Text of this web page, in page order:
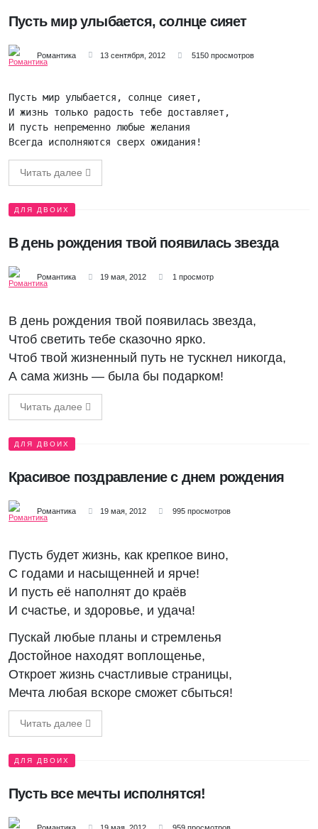
Пусть мир улыбается, солнце сияет
Романтика 13 сентября, 2012 5150 просмотров
Пусть мир улыбается, солнце сияет,
И жизнь только радость тебе доставляет,
И пусть непременно любые желания
Всегда исполняются сверх ожидания!
Читать далее
ДЛЯ ДВОИХ
В день рождения твой появилась звезда
Романтика 19 мая, 2012 1 просмотр
В день рождения твой появилась звезда,
Чтоб светить тебе сказочно ярко.
Чтоб твой жизненный путь не тускнел никогда,
А сама жизнь — была бы подарком!
Читать далее
ДЛЯ ДВОИХ
Красивое поздравление с днем рождения
Романтика 19 мая, 2012 995 просмотров
Пусть будет жизнь, как крепкое вино,
С годами и насыщенней и ярче!
И пусть её наполнят до краёв
И счастье, и здоровье, и удача!
Пускай любые планы и стремленья
Достойное находят воплощенье,
Откроет жизнь счастливые страницы,
Мечта любая вскоре сможет сбыться!
Читать далее
ДЛЯ ДВОИХ
Пусть все мечты исполнятся!